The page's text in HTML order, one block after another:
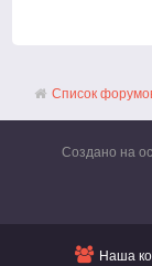
Список
Создано на
Наша